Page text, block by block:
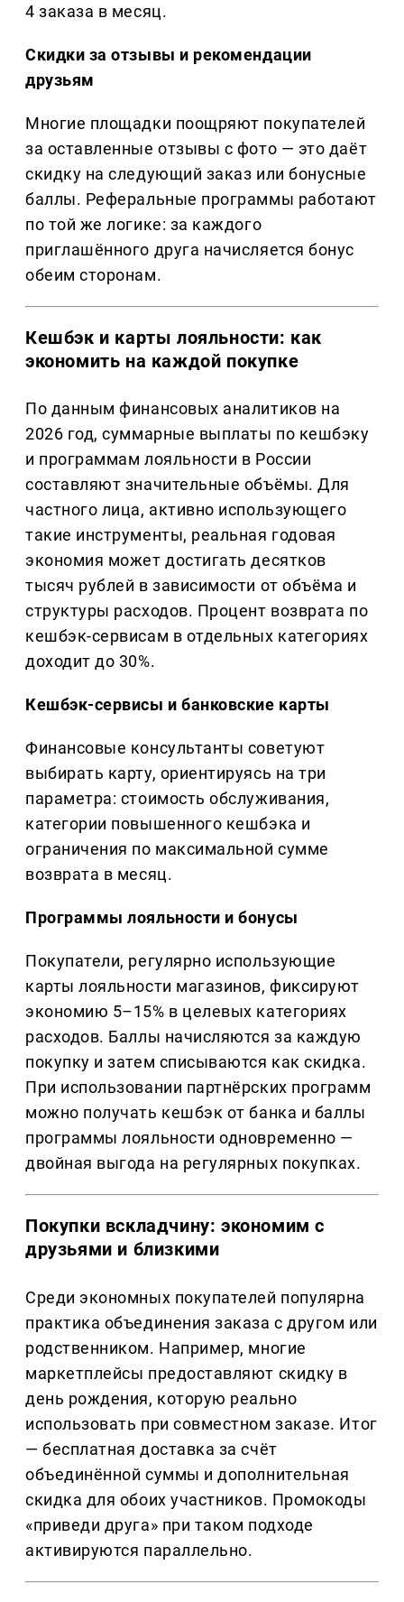
4 заказа в месяц.
Скидки за отзывы и рекомендации
друзьям
Многие площадки поощряют покупателей
за оставленные отзывы с фото — это даёт
скидку на следующий заказ или бонусные
баллы. Реферальные программы работают
по той же логике: за каждого
приглашённого друга начисляется бонус
обеим сторонам.
Кешбэк и карты лояльности: как
экономить на каждой покупке
По данным финансовых аналитиков на
2026 год, суммарные выплаты по кешбэку
и программам лояльности в России
составляют значительные объёмы. Для
частного лица, активно использующего
такие инструменты, реальная годовая
экономия может достигать десятков
тысяч рублей в зависимости от объёма и
структуры расходов. Процент возврата по
кешбэк-сервисам в отдельных категориях
доходит до 30%.
Кешбэк-сервисы и банковские карты
Финансовые консультанты советуют
выбирать карту, ориентируясь на три
параметра: стоимость обслуживания,
категории повышенного кешбэка и
ограничения по максимальной сумме
возврата в месяц.
Программы лояльности и бонусы
Покупатели, регулярно использующие
карты лояльности магазинов, фиксируют
экономию 5–15% в целевых категориях
расходов. Баллы начисляются за каждую
покупку и затем списываются как скидка.
При использовании партнёрских программ
можно получать кешбэк от банка и баллы
программы лояльности одновременно —
двойная выгода на регулярных покупках.
Покупки вскладчину: экономим с
друзьями и близкими
Среди экономных покупателей популярна
практика объединения заказа с другом или
родственником. Например, многие
маркетплейсы предоставляют скидку в
день рождения, которую реально
использовать при совместном заказе. Итог
— бесплатная доставка за счёт
объединённой суммы и дополнительная
скидка для обоих участников. Промокоды
«приведи друга» при таком подходе
активируются параллельно.